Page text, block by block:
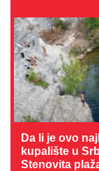
Da li je ovo
kupalište u
Stenovita